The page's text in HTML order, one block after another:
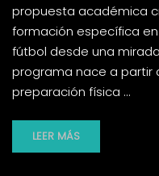
propuesta académica
formación específica
fútbol desde una
programa nace a partir
preparación física …
LEER MÁS